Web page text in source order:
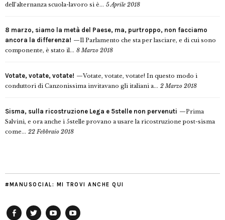
dell’alternanza scuola-lavoro si è... 5 Aprile 2018
8 marzo, siamo la metà del Paese, ma, purtroppo, non facciamo
ancora la differenza!
Il Parlamento che sta per lasciare, e di cui sono
componente, è stato il... 8 Marzo 2018
Votate, votate, votate!
Votate, votate, votate! In questo modo i
conduttori di Canzonissima invitavano gli italiani a... 2 Marzo 2018
Sisma, sulla ricostruzione Lega e 5stelle non pervenuti
Prima
Salvini, e ora anche i 5stelle provano a usare la ricostruzione post-sisma
come... 22 Febbraio 2018
#MANUSOCIAL: MI TROVI ANCHE QUI